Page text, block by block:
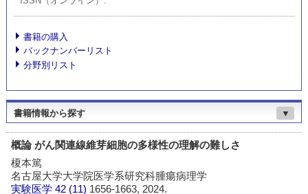
書籍の購入
バックナンバーリスト
分野別リスト
書籍情報から探す ▼
概論 がん関連線維芽細胞の多様性の理解の難しさ
榎本篤
名古屋大学大学院医学系研究科腫瘍病理学
実験医学 42 (11) 1656-1663, 2024.